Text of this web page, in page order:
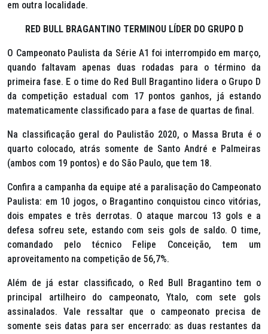
em outra localidade.
RED BULL BRAGANTINO TERMINOU LÍDER DO GRUPO D
O Campeonato Paulista da Série A1 foi interrompido em março,
quando faltavam apenas duas rodadas para o término da
primeira fase. E o time do Red Bull Bragantino lidera o Grupo D
da competição estadual com 17 pontos ganhos, já estando
matematicamente classificado para a fase de quartas de final.
Na classificação geral do Paulistão 2020, o Massa Bruta é o
quarto colocado, atrás somente de Santo André e Palmeiras
(ambos com 19 pontos) e do São Paulo, que tem 18.
Confira a campanha da equipe até a paralisação do Campeonato
Paulista: em 10 jogos, o Bragantino conquistou cinco vitórias,
dois empates e três derrotas. O ataque marcou 13 gols e a
defesa sofreu sete, estando com seis gols de saldo. O time,
comandado pelo técnico Felipe Conceição, tem um
aproveitamento na competição de 56,7%.
Além de já estar classificado, o Red Bull Bragantino tem o
principal artilheiro do campeonato, Ytalo, com sete gols
assinalados. Vale ressaltar que o campeonato precisa de
somente seis datas para ser encerrado: as duas restantes da